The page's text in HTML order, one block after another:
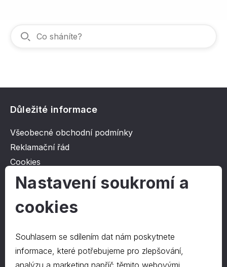
Důležité informace
Všeobecné obchodní podmínky
Reklamační řád
Cookies
Ochrana osobních údajů
O společnosti
Kontakt
O nás
Nastavení soukromí a
cookies
Souhlasem se sdílením dat nám poskytnete
informace, které potřebujeme pro zlepšování,
analýzu a marketing napříč těmito webovými